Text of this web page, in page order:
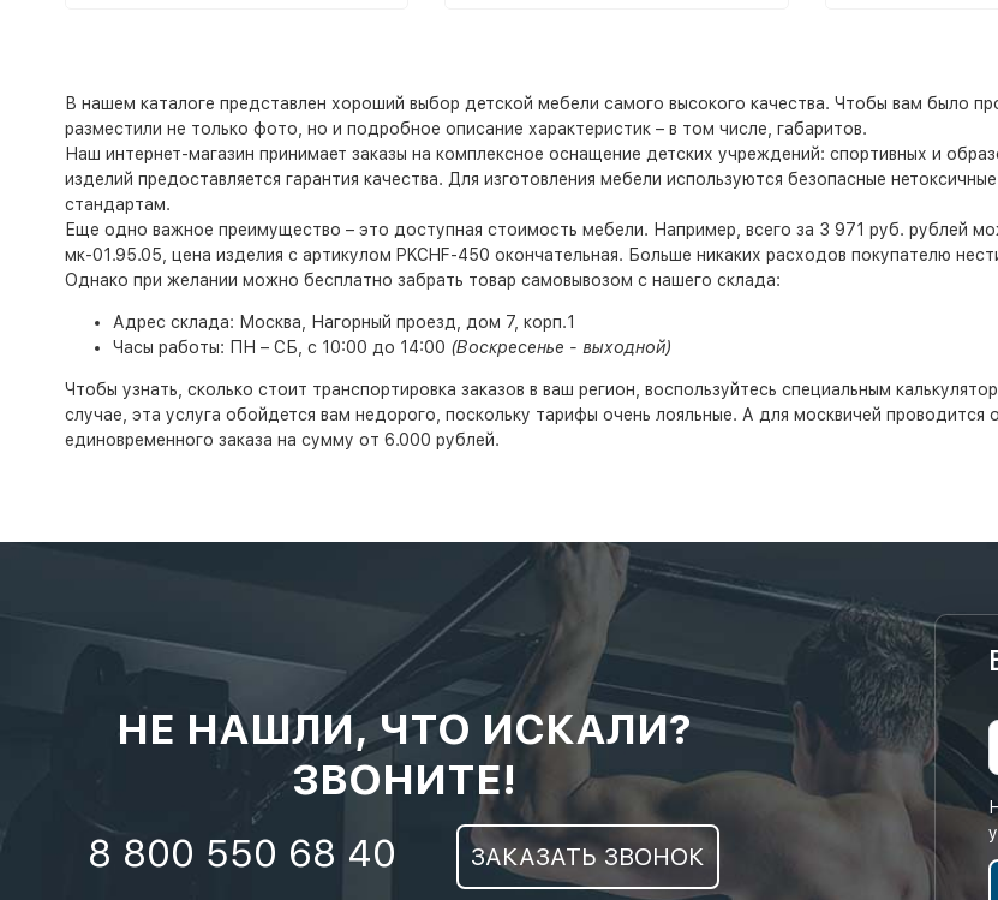
В нашем каталоге представлен хороший выбор детской мебели самого высокого качества. Чтобы вам было
разместили не только фото, но и подробное описание характеристик – в том числе, габаритов.
Наш интернет-магазин принимает заказы на комплексное оснащение детских учреждений: спортивных и
изделий предоставляется гарантия качества. Для изготовления мебели используются безопасные
стандартам.
Еще одно важное преимущество – это доступная стоимость мебели. Например, всего за 3 971 руб. рублей
мк-01.95.05, цена изделия с артикулом PKCHF-450 окончательная. Больше никаких расходов покупателю
Однако при желании можно бесплатно забрать товар самовывозом с нашего склада:
Адрес склада: Москва, Нагорный проезд, дом 7, корп.1
Часы работы: ПН – СБ, с 10:00 до 14:00 (Воскресенье - выходной)
Чтобы узнать, сколько стоит транспортировка заказов в ваш регион, воспользуйтесь специальным
случае, эта услуга обойдется вам недорого, поскольку тарифы очень лояльные. А для москвичей проводится
единовременного заказа на сумму от 6.000 рублей.
НЕ НАШЛИ, ЧТО ИСКАЛИ?
ЗВОНИТЕ!
8 800 550 68 40 ЗАКАЗАТЬ ЗВОНОК